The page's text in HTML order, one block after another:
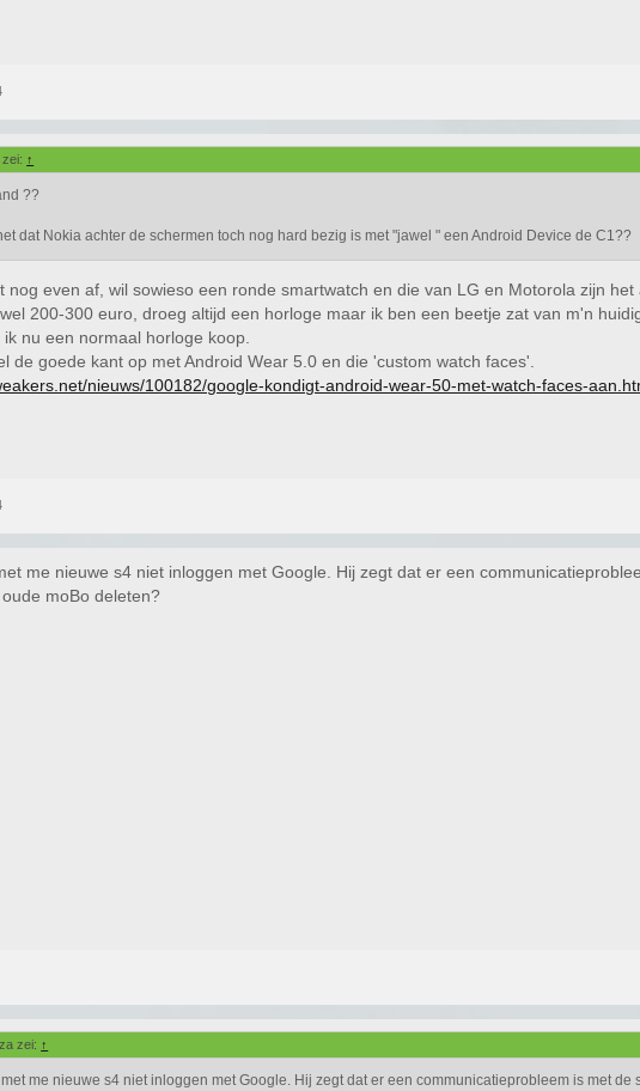
↑
??
dat Nokia achter de schermen toch nog hard bezig is met "jawel " een Android Device de C1??
nog even af, wil sowieso een ronde smartwatch en die van LG en Motorola zijn het
200-300 euro, droeg altijd een horloge maar ik ben een beetje zat van m'n
nu een normaal horloge koop.
de goede kant op met Android Wear 5.0 en die 'custom watch faces'.
nieuws/100182/google-kondigt-android-wear-50-met-watch-faces-
me nieuwe s4 niet inloggen met Google. Hij zegt dat er een
moBo deleten?
zei: ↑
met me nieuwe s4 niet inloggen met Google. Hij zegt dat er een communicatieprobleem is met